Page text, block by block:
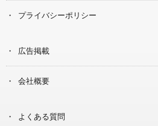
プライバシーポリシー
広告掲載
会社概要
よくある質問